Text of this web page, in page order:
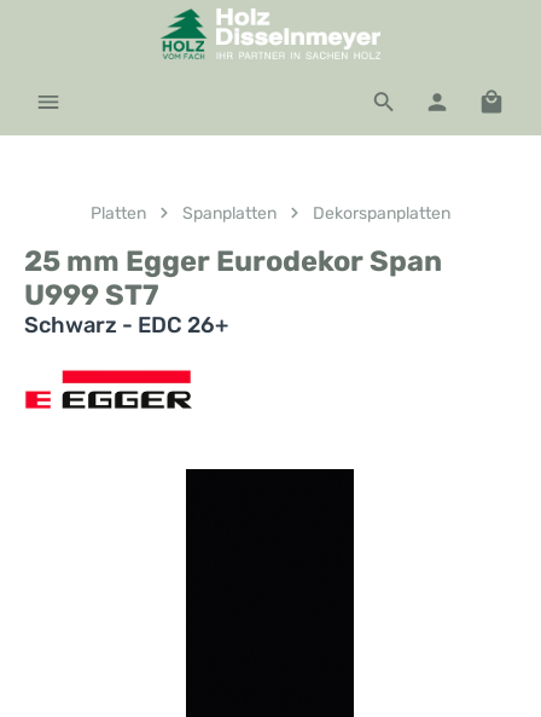
Zum Hauptinhalt springen
Platten Spanplatten Dekorspanplatten
25 mm Egger Eurodekor Span
U999 ST7
Schwarz - EDC 26+